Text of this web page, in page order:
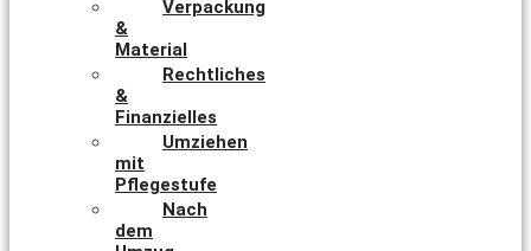
Verpackung
&
Material
Rechtliches
&
Finanzielles
Umziehen
mit
Pflegestufe
Nach
dem